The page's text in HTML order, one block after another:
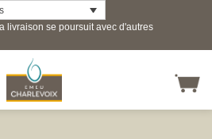
livraison se poursuit avec d'autres